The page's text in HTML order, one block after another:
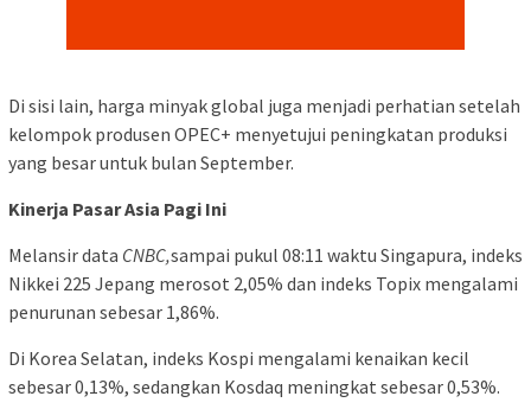
Di sisi lain, harga minyak global juga menjadi perhatian setelah
kelompok produsen OPEC+ menyetujui peningkatan produksi
yang besar untuk bulan September.
Kinerja Pasar Asia Pagi Ini
Melansir data CNBC,sampai pukul 08:11 waktu Singapura, indeks
Nikkei 225 Jepang merosot 2,05% dan indeks Topix mengalami
penurunan sebesar 1,86%.
Di Korea Selatan, indeks Kospi mengalami kenaikan kecil
sebesar 0,13%, sedangkan Kosdaq meningkat sebesar 0,53%.